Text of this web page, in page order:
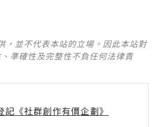
，並不代表本站的立場。因此本站對
準確性及完整性不負任何法律責
記《社群創作有價企劃》